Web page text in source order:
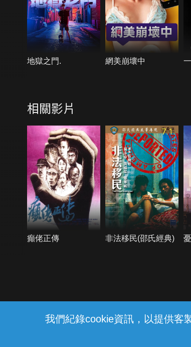
我們紀錄cookie資訊，以提供客
地獄之門. 網美崩壞中
相關影片
癲佬正傳
7.1
非法移民(邵氏經典)